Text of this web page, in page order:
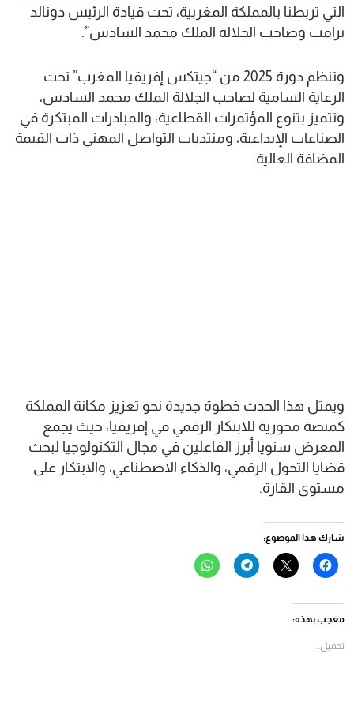
التي تربطنا بالمملكة المغربية، تحت قيادة الرئيس دونالد
ترامب وصاحب الجلالة الملك محمد السادس”.
وتنظم دورة 2025 من “جيتكس إفريقيا المغرب” تحت
الرعاية السامية لصاحب الجلالة الملك محمد السادس،
وتتميز بتنوع المؤتمرات القطاعية، والمبادرات المبتكرة في
الصناعات الإبداعية، ومنتديات التواصل المهني ذات القيمة
المضافة العالية.
ويمثل هذا الحدث خطوة جديدة نحو تعزيز مكانة المملكة
كمنصة محورية للابتكار الرقمي في إفريقيا، حيث يجمع
المعرض سنويا أبرز الفاعلين في مجال التكنولوجيا لبحث
قضايا التحول الرقمي، والذكاء الاصطناعي، والابتكار على
مستوى القارة.
شارك هذا الموضوع:
انقر
للمشاركة
(فتح
في
نافذة
النقر
للمشاركة
انقر
للمشاركة
انقر
للمشاركة
معجب بهذه:
تحميل...